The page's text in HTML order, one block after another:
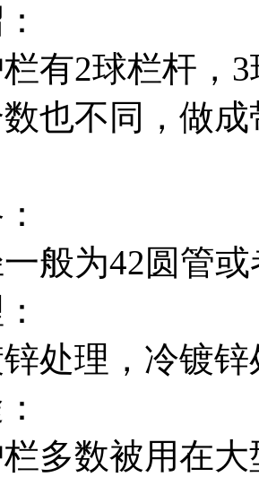
有2球栏杆，
也不同，做
般为42圆管
处理，冷镀
多数被用在